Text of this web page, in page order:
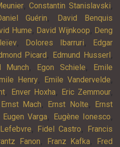
,Constantin Stanislavski,
Guérin,
David Benquis
Hume, David Wijnkoop, Deng
, Dolores Ibarruri,
Edgar
Picard , Edmund Husserl ,
Munch, Egon Schiele,
Emile
Henry, Emile Vandervelde,
, Enver Hoxha, Eric Zemmour,
Ernst Mach, Ernst Nolte,
Ernst
Eugen Varga, Eugène Ionesco,
, Fidel Castro,
Francis
Fanon, Franz Kafka,
Fred